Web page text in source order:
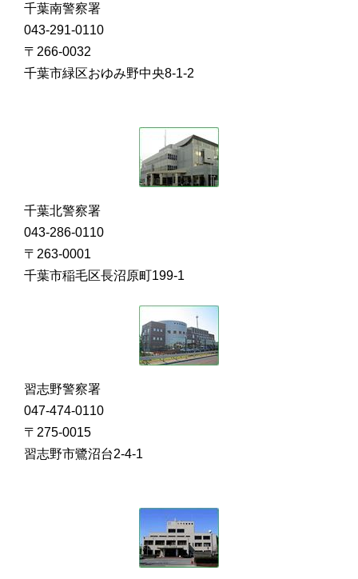
千葉南警察署
043-291-0110
〒266-0032
千葉市緑区おゆみ野中央8-1-2
千葉北警察署
043-286-0110
〒263-0001
千葉市稲毛区長沼原町199-1
習志野警察署
047-474-0110
〒275-0015
習志野市鷺沼台2-4-1